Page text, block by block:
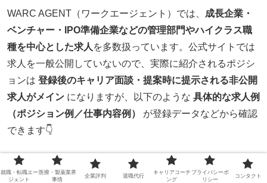
WARC AGENT（ワークエージェント）では、 成長企業・
ベンチャー・IPO準備企業などの管理部門やハイクラス職
種を中心とした求人 を多数扱っています。公式サイトでは
求人を一般公開していないので、実際に紹介されるポジシ
ョンは 登録後のキャリア面談・提案時に提示される非公開
求人がメイン になりますが、以下のような 具体的な求人例
（ポジション例／仕事内容例）
が登録データなどから確認
できます👇
📌 ① 財務（ミドル〜シニア）
就職・転職エー
ジェント
医療・製薬業界
事情
企業評判 退職代行
キャリアコーチ
ング
プライバシーポ
リシー
コンタクト